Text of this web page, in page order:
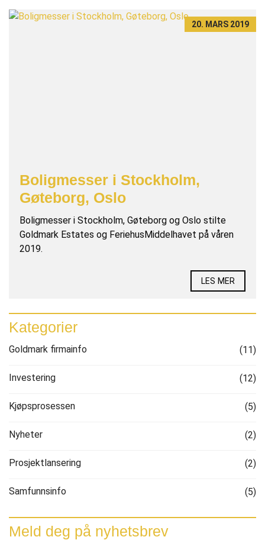
20. MARS 2019
Boligmesser i Stockholm,
Gøteborg, Oslo
Boligmesser i Stockholm, Gøteborg og Oslo stilte
Goldmark Estates og FeriehusMiddelhavet på våren
2019.
LES MER
Kategorier
Goldmark firmainfo (11)
Investering (12)
Kjøpsprosessen (5)
Nyheter (2)
Prosjektlansering (2)
Samfunnsinfo (5)
Meld deg på nyhetsbrev